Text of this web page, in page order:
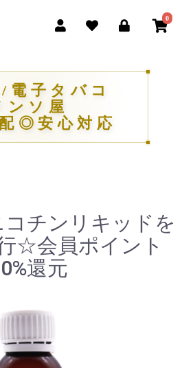
0
子タバコ
ンソ屋
◎安心対応
チンリキッドを
☆会員ポイント
還元